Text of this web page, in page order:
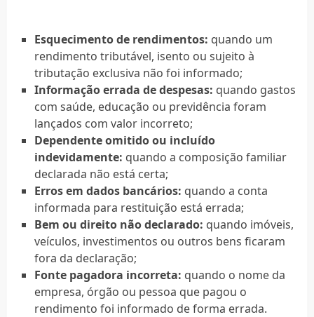
Esquecimento de rendimentos: quando um
rendimento tributável, isento ou sujeito à
tributação exclusiva não foi informado;
Informação errada de despesas: quando gastos
com saúde, educação ou previdência foram
lançados com valor incorreto;
Dependente omitido ou incluído
indevidamente: quando a composição familiar
declarada não está certa;
Erros em dados bancários: quando a conta
informada para restituição está errada;
Bem ou direito não declarado: quando imóveis,
veículos, investimentos ou outros bens ficaram
fora da declaração;
Fonte pagadora incorreta: quando o nome da
empresa, órgão ou pessoa que pagou o
rendimento foi informado de forma errada.